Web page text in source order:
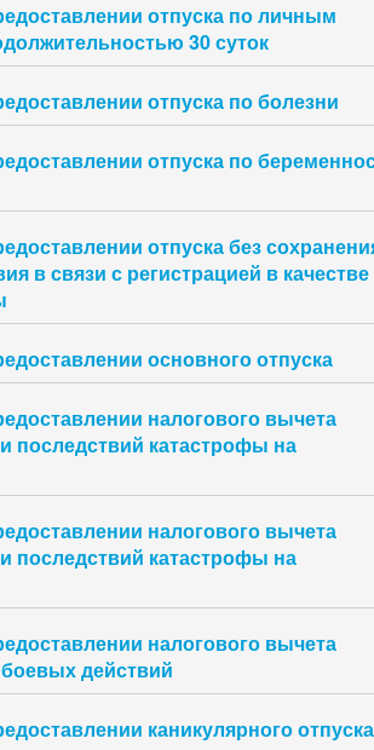
отпуска по личным
30 суток
отпуска по болезни
отпуска по
отпуска без
в связи с регистрацией в качестве
основного отпуска
налогового вычета
последствий катастрофы на
налогового вычета
последствий катастрофы на
налогового вычета
боевых действий
каникулярного отпуска